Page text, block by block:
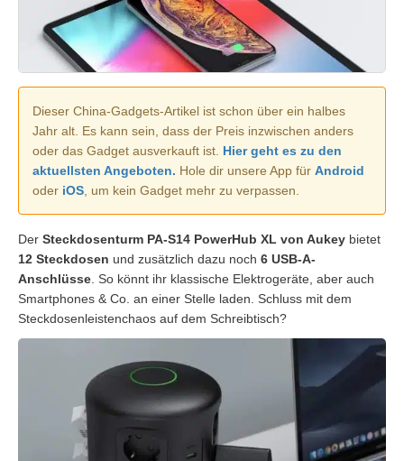
Dieser China-Gadgets-Artikel ist schon über ein halbes
Jahr alt. Es kann sein, dass der Preis inzwischen anders
oder das Gadget ausverkauft ist. Hier geht es zu den
aktuellsten Angeboten. Hole dir unsere App für Android
oder iOS , um kein Gadget mehr zu verpassen.
Der Steckdosenturm PA-S14 PowerHub XL von Aukey bietet
12 Steckdosen und zusätzlich dazu noch 6 USB-A-
Anschlüsse . So könnt ihr klassische Elektrogeräte, aber auch
Smartphones & Co. an einer Stelle laden. Schluss mit dem
Steckdosenleistenchaos auf dem Schreibtisch?